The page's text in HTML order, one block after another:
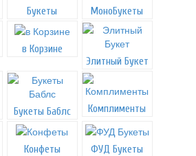
Букеты МоноБукеты
в Корзине
Элитный Букет
Букеты Баблс Комплименты
Конфеты ФУД Букеты